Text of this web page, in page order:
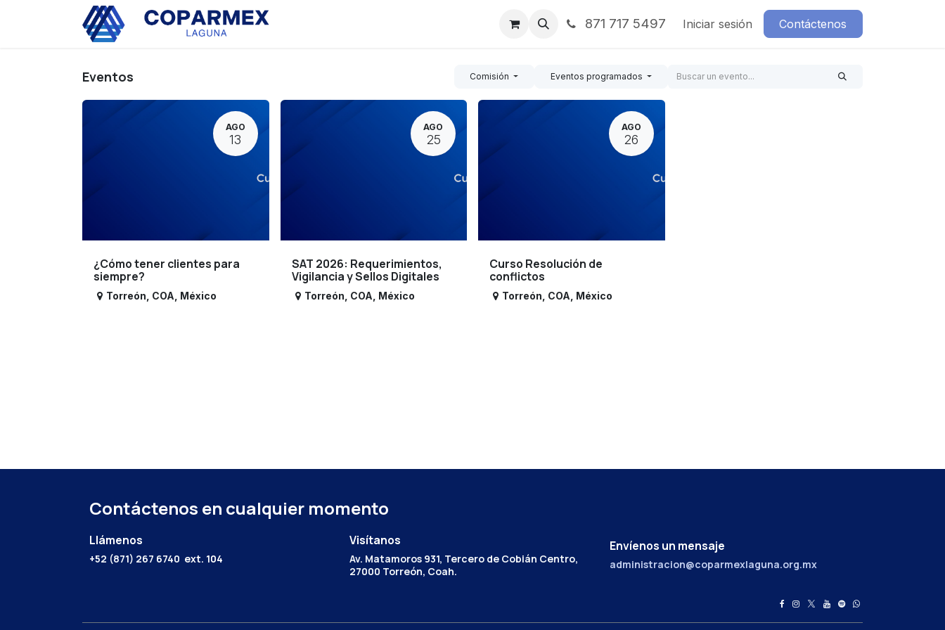
Noticias Contáctenos871 717 5497 Iniciar sesión Contáctenos
Eventos Comisión Eventos programados
AGO
13
¿Cómo tener clientes para
siempre?
Torreón COA México
AGO
25
SAT 2026: Requerimientos,
Vigilancia y Sellos Digitales
Torreón COA México
AGO
26
Curso Resolución de
conflictos
Torreón COA México
Contáctenos en cualquier momento
Llámenos
+52 (871) 267 6740 ext. 104
Envíenos un mensaje
administracion@coparmexlaguna.org.mx
Visítanos
Av. Matamoros 931, Tercero de Cobián Centro,
27000 Torreón, Coah.